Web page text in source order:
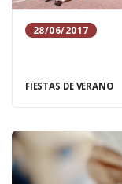
28/06/2017
FIESTAS DE VERANO